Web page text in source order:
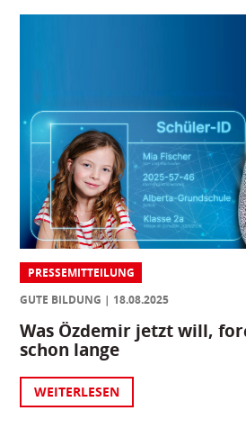
PRESSEMITTEILUNG
GUTE BILDUNG
18.08.2025
Was Özdemir jetzt will,
schon lange
WEITERLESEN